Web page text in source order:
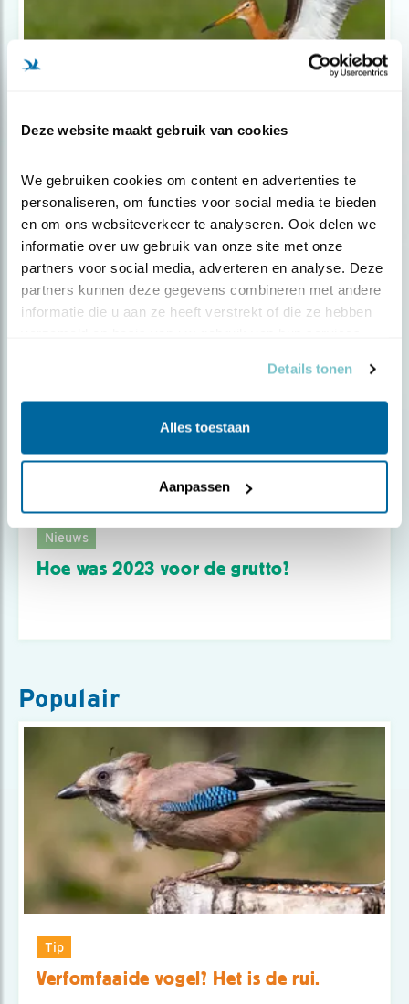
Deze website maakt gebruik van cookies
We gebruiken cookies om content en advertenties te
personaliseren, om functies voor social media te bieden
en om ons websiteverkeer te analyseren. Ook delen we
informatie over uw gebruik van onze site met onze
partners voor social media, adverteren en analyse. Deze
partners kunnen deze gegevens combineren met andere
informatie die u aan ze heeft verstrekt of die ze hebben
Details tonen
Alles toestaan
Aanpassen
Europese Commissie kritisch over
Nederla..
Nieuws
Hoe was 2023 voor de grutto?
Populair
Tip
Verfomfaaide vogel? Het is de rui.